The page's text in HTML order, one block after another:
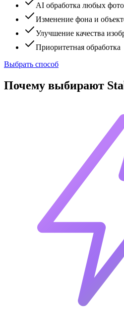
AI обработка любых фото
Изменение фона и
Улучшение качества
Приоритетная обработка
Выбрать способ
Почему выбирают